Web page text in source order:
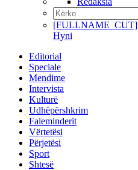
[FULLNAME_CUT]
Hyni
Editorial
Speciale
Mendime
Intervista
Kulturë
Udhëpërshkrim
Faleminderit
Vërtetësi
Përjetësi
Sport
Shtesë